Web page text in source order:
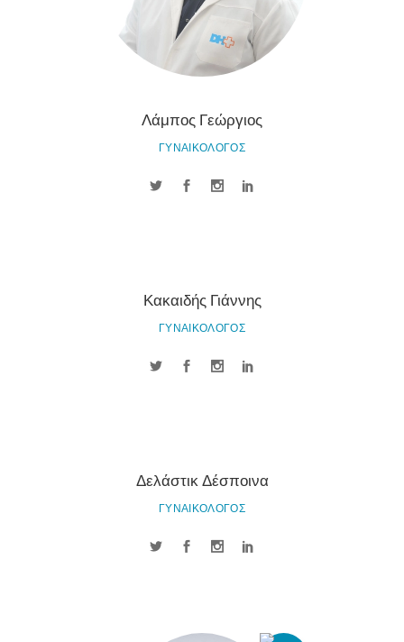
Λάμπος Γεώργιος
ΓΥΝΑΙΚΟΛΟΓΟΣ
Κακαιδής Γιάννης
ΓΥΝΑΙΚΟΛΟΓΟΣ
Δελάστικ Δέσποινα
ΓΥΝΑΙΚΟΛΟΓΟΣ